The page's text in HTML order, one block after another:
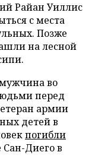
Райан Уиллис
с места
Позже
на лесной
во
перед
армии
детей в
погибли
Сан-Диего в